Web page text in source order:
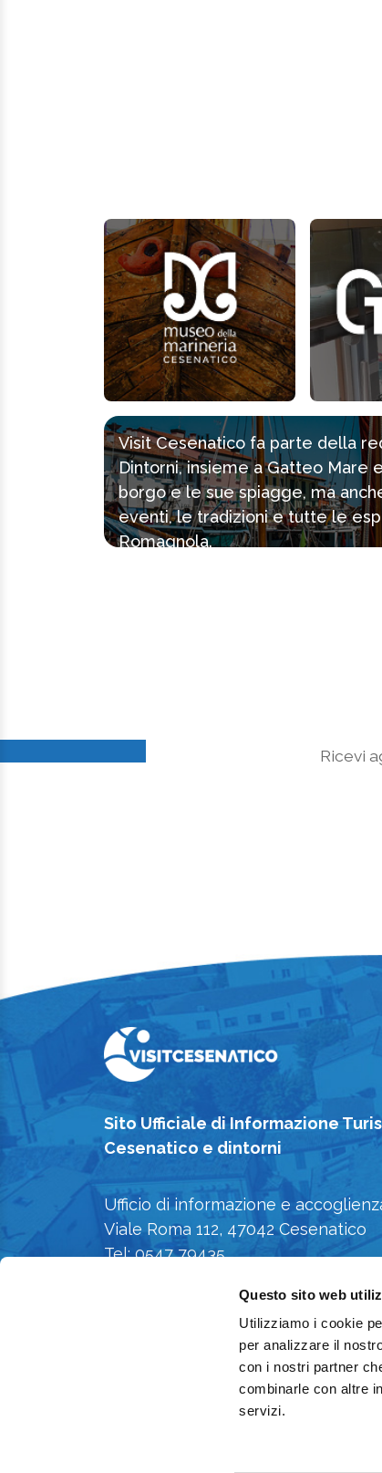
Questo sito web
Utilizziamo i cookie
per analizzare il
con i nostri partner
combinarle con altre
servizi.
Visit Cesenatico fa parte della
Dintorni, insieme a Gatteo Mare
borgo e le sue spiagge, ma
eventi, le tradizioni e tutte le
Romagnola.
Ricevi
Sito Ufficiale di Informazione
Cesenatico e dintorni
Ufficio di informazione e
Viale Roma 112, 47042 Cesenatico
Tel: 0547 79435
Cookie Policy